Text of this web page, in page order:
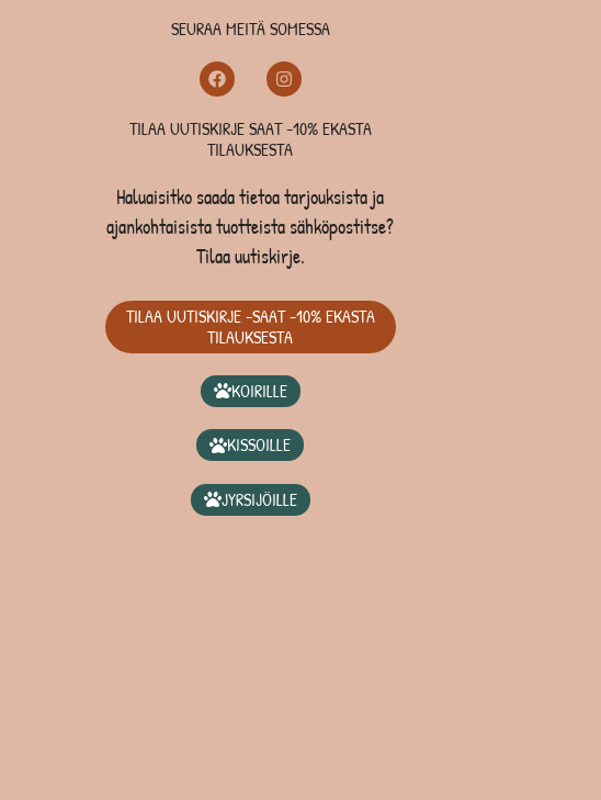
SEURAA MEITÄ SOMESSA
TILAA UUTISKIRJE SAAT -10% EKASTA
TILAUKSESTA
Haluaisitko saada tietoa tarjouksista ja
ajankohtaisista tuotteista sähköpostitse?
Tilaa uutiskirje.
TILAA UUTISKIRJE -SAAT -10% EKASTA
TILAUKSESTA
KOIRILLE
KISSOILLE
JYRSIJÖILLE